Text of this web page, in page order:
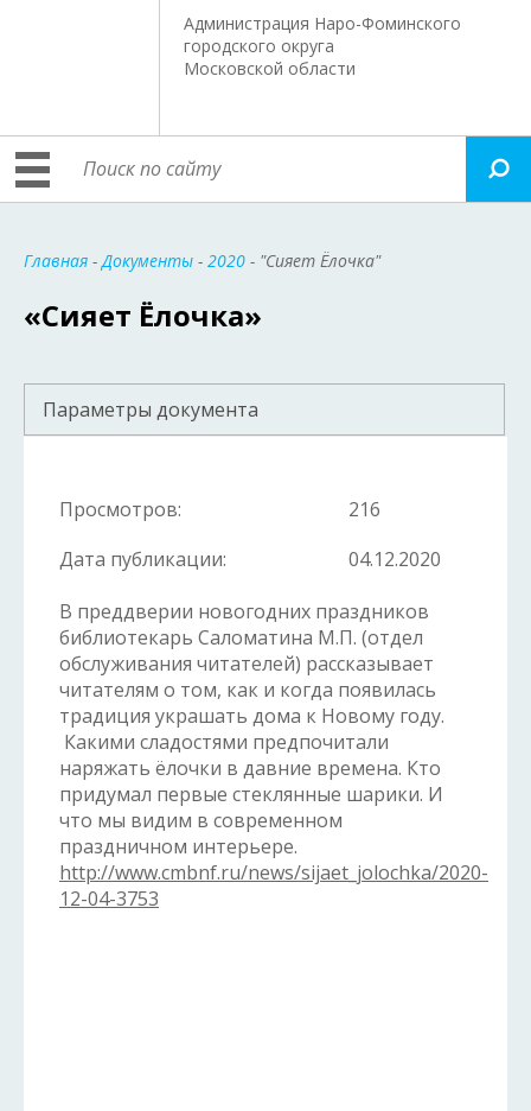
Администрация Наро-Фоминского
городского округа
Московской области
Главная -Документы - 2020 - "Сияет Ёлочка"
«Сияет Ёлочка»
Параметры документа
Просмотров:
216
Дата публикации:
04.12.2020
В преддверии новогодних праздников
библиотекарь Саломатина М.П. (отдел
обслуживания читателей) рассказывает
читателям о том, как и когда появилась
традиция украшать дома к Новому году.
Какими сладостями предпочитали
наряжать ёлочки в давние времена. Кто
придумал первые стеклянные шарики. И
что мы видим в современном
праздничном интерьере.
http://www.cmbnf.ru/news/sijaet_jolochka/2020-
12-04-3753